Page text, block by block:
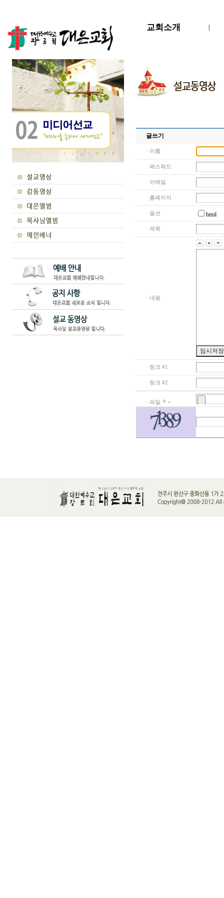
교회소개
글쓰기
· 이름
· 패스워드
· 이메일
· 홈페이지
· 옵션 html
· 제목
· 내용
· 링크 #1
· 링크 #2
· 파일 +-